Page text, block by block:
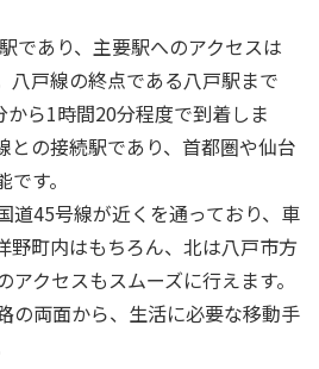
であり、主要駅へのアクセスは
八戸線の終点である八戸駅まで
ら1時間20分程度で到着しま
との接続駅であり、首都圏や仙台
す。
道45号線が近くを通っており、車
野町内はもちろん、北は八戸市方
クセスもスムーズに行えます。
の両面から、生活に必要な移動手